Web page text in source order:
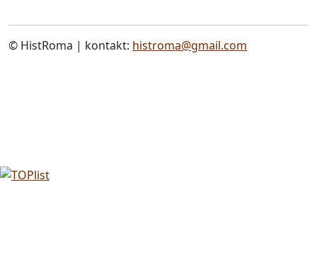
© HistRoma | kontakt: histroma@gmail.com